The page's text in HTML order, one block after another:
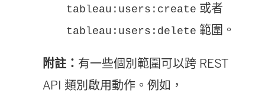
tableau:users:create 或者
tableau:users:delete 範圍。
附註： 有一些個別範圍可以跨 REST
API 類別啟用動作。例如，